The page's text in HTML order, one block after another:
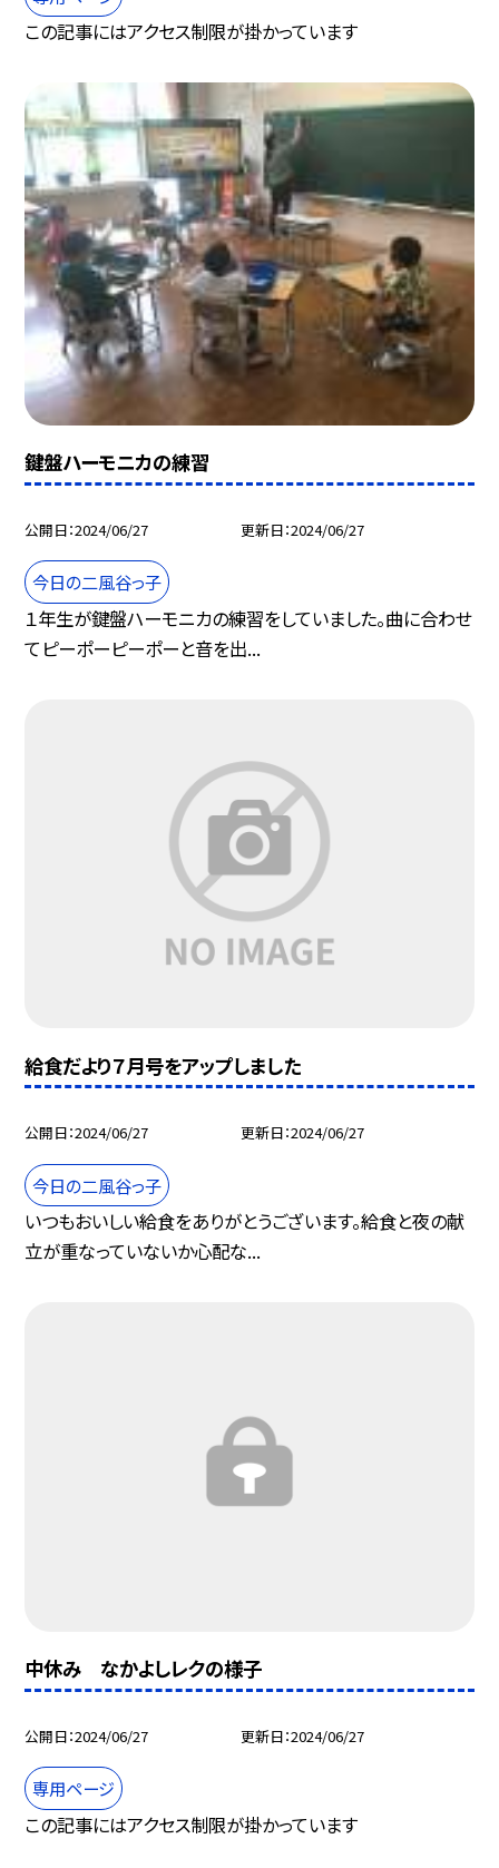
この記事にはアクセス制限が掛かっています
鍵盤ハーモニカの練習
公開日 2024/06/27 更新日 2024/06/27
今日の二風谷っ子
１年生が鍵盤ハーモニカの練習をしていました。曲に合わせ
てピーポーピーポーと音を出...
給食だより７月号をアップしました
公開日 2024/06/27 更新日 2024/06/27
今日の二風谷っ子
いつもおいしい給食をありがとうございます。給食と夜の献
立が重なっていないか心配な...
中休み なかよしレクの様子
公開日 2024/06/27 更新日 2024/06/27
専用ページ
この記事にはアクセス制限が掛かっています